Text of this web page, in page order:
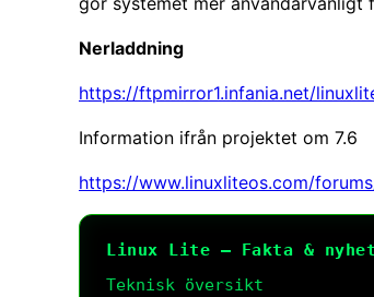
Nerladdning
https://ftpmirror1.infania.net/
Information ifrån projektet om 7.6
https://www.linuxliteos.com/
Linux Lite – Fakta &
Teknisk översikt